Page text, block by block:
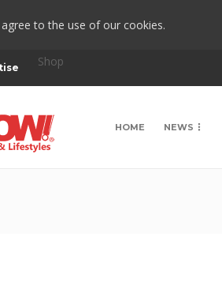
to the use of our cookies.
Shop
HOME NEWS